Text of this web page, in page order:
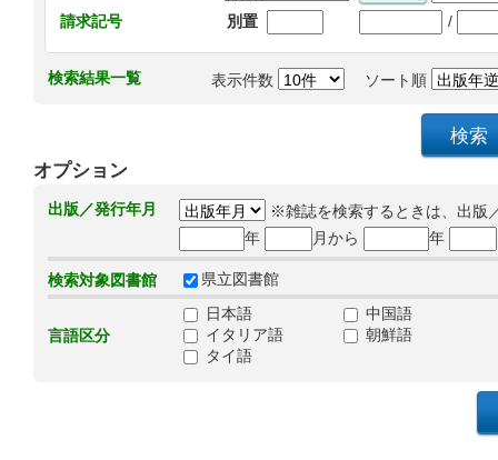
請求記号
別置 /
検索結果一覧 表示件数 ソート順
オプション
出版／発行年月
※雑誌を検索するときは、出版
年
月から 年
検索対象図書館 県立図書館
言語区分
日本語
中国語
イタリア語
朝鮮語
タイ語